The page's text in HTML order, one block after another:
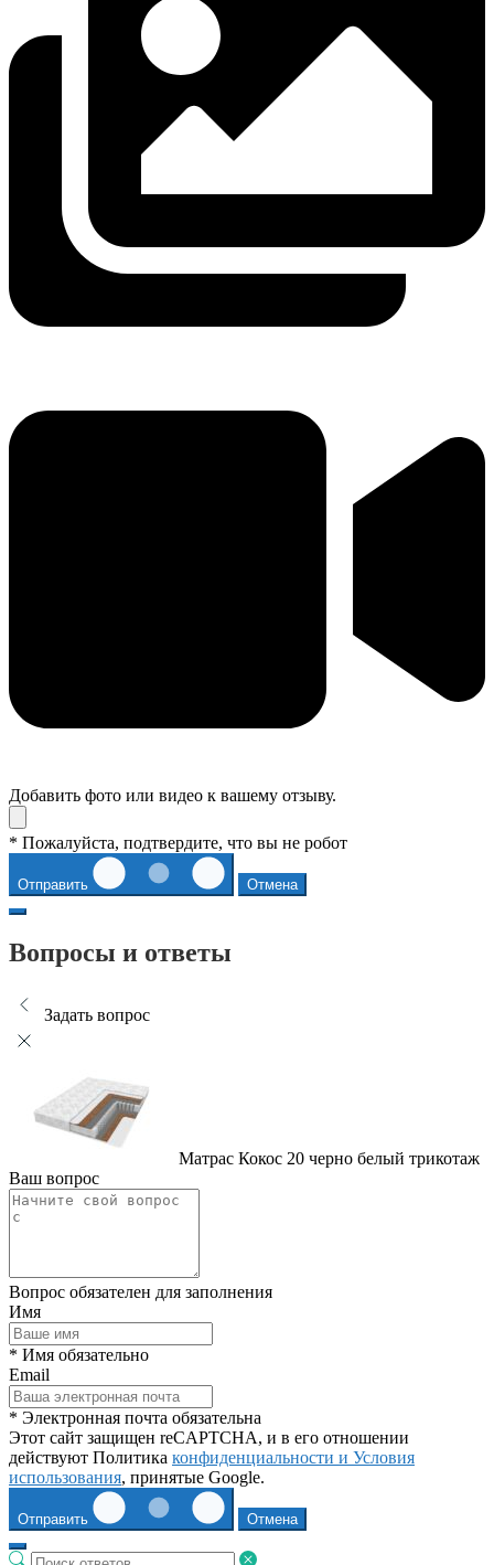
Добавить фото или видео к вашему отзыву.
* Пожалуйста, подтвердите, что вы не робот
Отправить Отмена
Вопросы и ответы
Задать вопрос
Матрас Кокос 20 черно белый трикотаж
Ваш вопрос
Вопрос обязателен для заполнения
Имя
* Имя обязательно
Email
* Электронная почта обязательна
Этот сайт защищен reCAPTCHA, и в его отношении
действуют Политика конфиденциальности и Условия
использования, принятые Google.
Отправить Отмена